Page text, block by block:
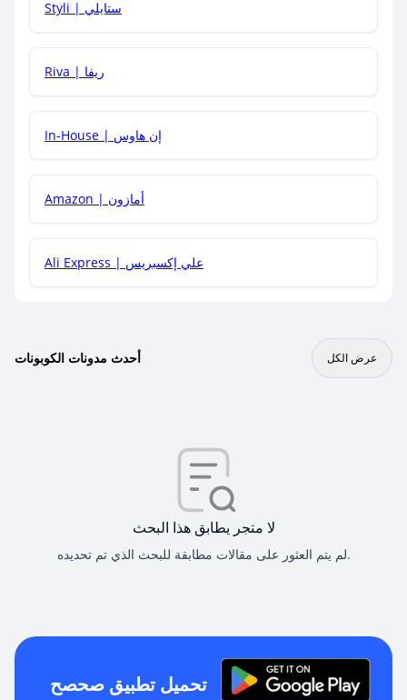
هل يمكنني جمع كود خصم مع العروض الأخرى؟
Styli | ستايلي
Riva | ريفا
In-House | إن هاوس
Amazon | أمازون
Ali Express | علي إكسبريس
أحدث مدونات الكوبونات عرض الكل
لا متجر يطابق هذا البحث
لم يتم العثور على مقالات مطابقة للبحث الذي تم تحديده.
تحميل تطبيق صحصح